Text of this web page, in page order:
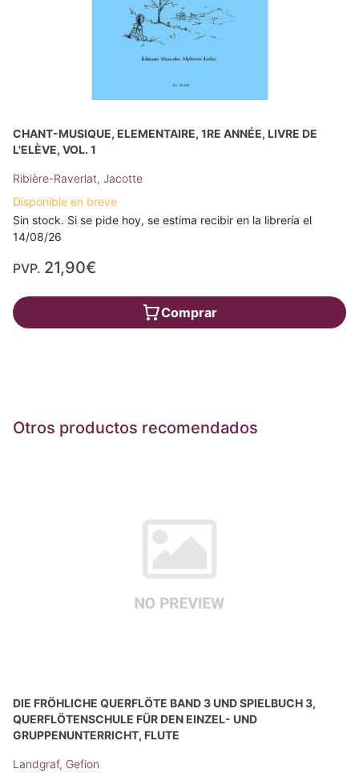
CHANT-MUSIQUE, ELEMENTAIRE, 1RE ANNÉE, LIVRE DE
L'ELÈVE, VOL. 1
Ribière-Raverlat, Jacotte
Disponible en breve
Sin stock. Si se pide hoy, se estima recibir en la librería el
14/08/26
PVP. 21,90€
Comprar
Otros productos recomendados
DIE FRÖHLICHE QUERFLÖTE BAND 3 UND SPIELBUCH 3,
QUERFLÖTENSCHULE FÜR DEN EINZEL- UND
GRUPPENUNTERRICHT, FLUTE
Landgraf, Gefion